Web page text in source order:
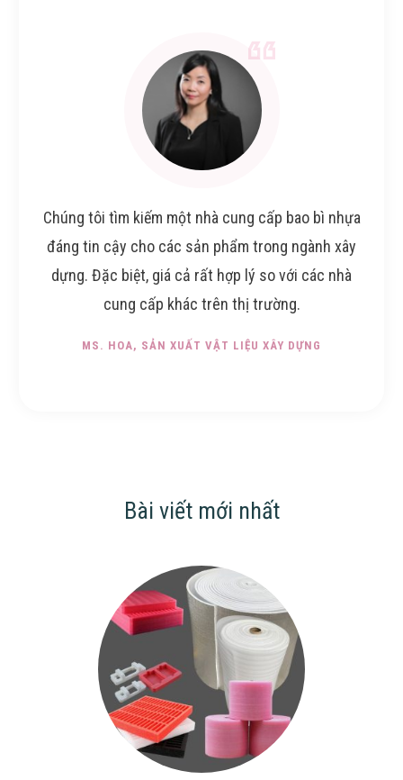
Chúng tôi tìm kiếm một nhà cung cấp bao bì nhựa
đáng tin cậy cho các sản phẩm trong ngành xây
dựng. Đặc biệt, giá cả rất hợp lý so với các nhà
cung cấp khác trên thị trường.
MS. HOA, SẢN XUẤT VẬT LIỆU XÂY DỰNG
Bài viết mới nhất